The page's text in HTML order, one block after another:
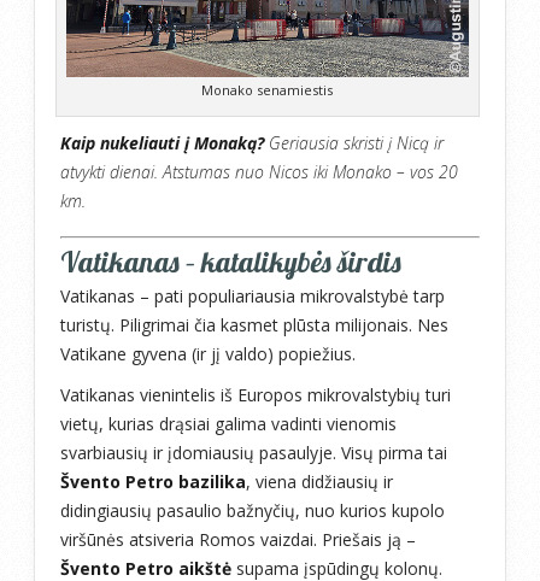
Monako senamiestis
Kaip nukeliauti į Monaką?Geriausia skristi į Nicą ir
atvykti dienai. Atstumas nuo Nicos iki Monako – vos 20
km.
Vatikanas – katalikybės širdis
Vatikanas – pati populiariausia mikrovalstybė tarp
turistų. Piligrimai čia kasmet plūsta milijonais. Nes
Vatikane gyvena (ir jį valdo) popiežius.
Vatikanas vienintelis iš Europos mikrovalstybių turi
vietų, kurias drąsiai galima vadinti vienomis
svarbiausių ir įdomiausių pasaulyje. Visų pirma tai
Švento Petro bazilika, viena didžiausių ir
didingiausių pasaulio bažnyčių, nuo kurios kupolo
viršūnės atsiveria Romos vaizdai. Priešais ją –
Švento Petro aikštė supama įspūdingų kolonų.